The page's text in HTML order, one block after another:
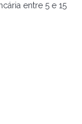
entre 5 e 15